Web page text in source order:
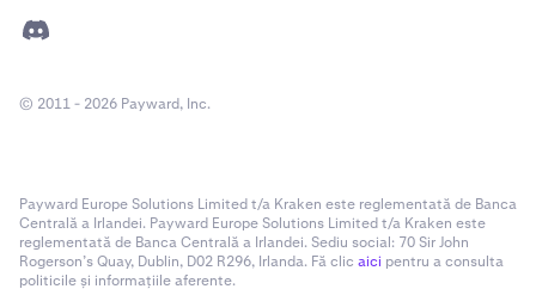
© 2011 - 2026 Payward, Inc.
Payward Europe Solutions Limited t/a Kraken este reglementată de Banca
Centrală a Irlandei. Payward Europe Solutions Limited t/a Kraken este
reglementată de Banca Centrală a Irlandei. Sediu social: 70 Sir John
Rogerson’s Quay, Dublin, D02 R296, Irlanda. Fă clic aici pentru a consulta
politicile și informațiile aferente.